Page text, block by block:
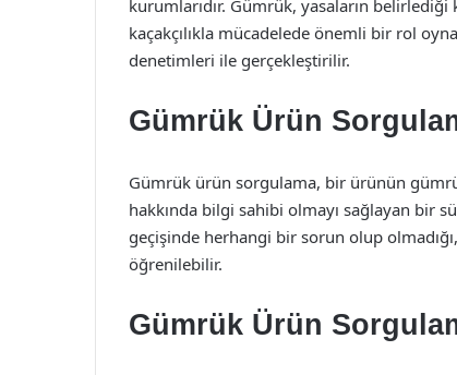
kurumlarıdır. Gümrük, yasaların
kaçakçılıkla mücadelede önemli bir rol
denetimleri ile gerçekleştirilir.
Gümrük Ürün
Gümrük ürün sorgulama, bir ürünün
hakkında bilgi sahibi olmayı sağlayan bir
geçişinde herhangi bir sorun olup
öğrenilebilir.
Gümrük Ürün